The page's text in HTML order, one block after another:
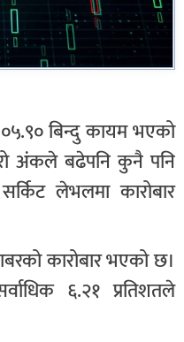
बिन्दु कायम भएको
अंकले बढेपनि कुनै पनि
लेभलमा कारोबार
कारोबार भएको छ।
६.२१ प्रतिशतले